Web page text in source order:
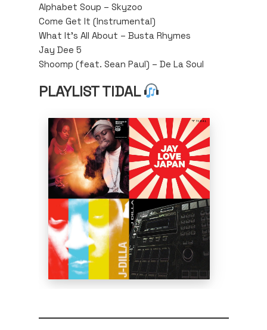
Alphabet Soup – Skyzoo
Come Get It (Instrumental)
What It’s All About – Busta Rhymes
Jay Dee 5
Shoomp (feat. Sean Paul) – De La Soul
PLAYLIST TIDAL